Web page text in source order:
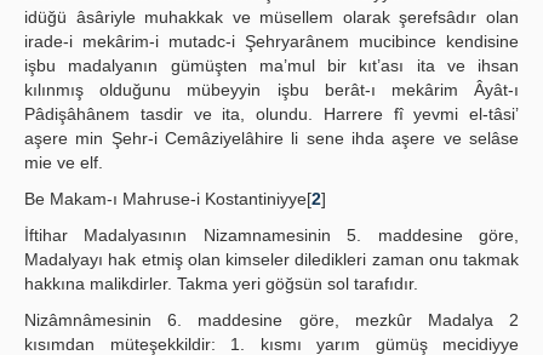
idüğü âsâriyle muhakkak ve müsellem olarak şerefsâdır olan
irade-i mekârim-i mutadc-i Şehryarânem mucibince kendisine
işbu madalyanın gümüşten ma’mul bir kıt’ası ita ve ihsan
kılınmış olduğunu mübeyyin işbu berât-ı mekârim Âyât-ı
Pâdişâhânem tasdir ve ita, olundu. Harrere fî yevmi el-tâsi’
aşere min Şehr-i Cemâziyelâhire li sene ihda aşere ve selâse
mie ve elf.
Be Makam-ı Mahruse-i Kostantiniyye[2]
İftihar Madalyasının Nizamnamesinin 5. maddesine göre,
Madalyayı hak etmiş olan kimseler diledikleri zaman onu takmak
hakkına malikdirler. Takma yeri göğsün sol tarafıdır.
Nizâmnâmesinin 6. maddesine göre, mezkûr Madalya 2
kısımdan müteşekkildir: 1. kısmı yarım gümüş mecidiyye